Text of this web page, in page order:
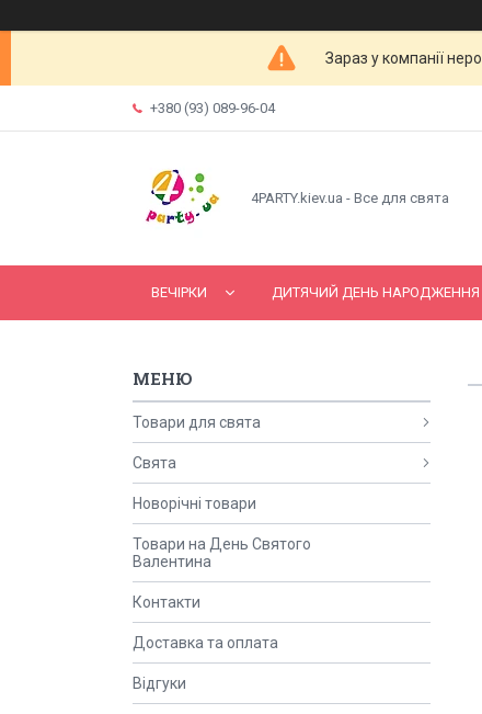
Зараз у компанії
+380 (93) 089-96-04
4PARTY.kiev.ua - Все для свята
ВЕЧІРКИ ДИТЯЧИЙ ДЕНЬ НАРОДЖЕННЯ
Товари для свята
Свята
Новорічні товари
Товари на День Святого
Валентина
Контакти
Доставка та оплата
Відгуки